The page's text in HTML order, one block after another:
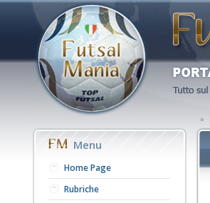
»
Menu
Home Page
Rubriche